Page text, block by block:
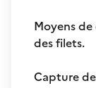
Moyens
des filets.
Capture